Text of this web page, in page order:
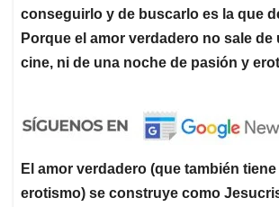
conseguirlo y de buscarlo es la que
Porque el amor verdadero no sale de
cine, ni de una noche de pasión y
El amor verdadero (que también
erotismo) se construye como